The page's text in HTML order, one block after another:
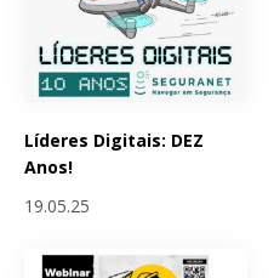
Líderes Digitais: DEZ
Anos!
19.05.25